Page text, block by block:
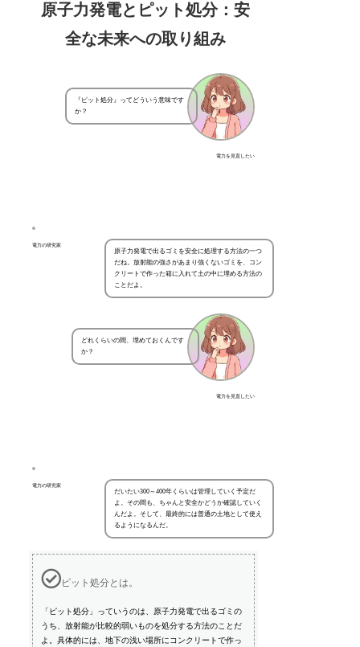
原子力発電とピット処分：安
全な未来への取り組み
電力を見直したい
『ピット処分』ってどういう意味です
か？
電力の研究家
原子力発電で出るゴミを安全に処理する方法の一つ
だね。放射能の強さがあまり強くないゴミを、コン
クリートで作った箱に入れて土の中に埋める方法の
ことだよ。
電力を見直したい
どれくらいの間、埋めておくんです
か？
電力の研究家
だいたい300～400年くらいは管理していく予定だ
よ。その間も、ちゃんと安全かどうか確認していく
んだよ。そして、最終的には普通の土地として使え
るようになるんだ。
ピット処分とは。
「ピット処分」っていうのは、原子力発電で出るゴミの
うち、放射能が比較的弱いものを処分する方法のことだ
よ。具体的には、地下の浅い場所にコンクリートで作っ